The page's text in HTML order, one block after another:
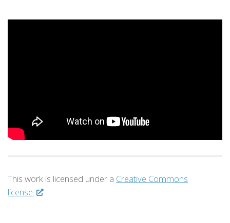
This work is licensed under a Creative Commons
license.